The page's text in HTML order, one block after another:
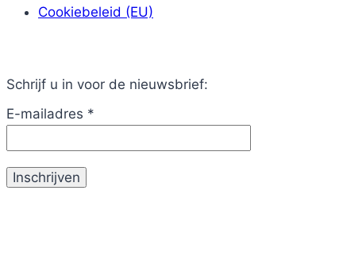
Cookiebeleid (EU)
Schrijf u in voor de nieuwsbrief:
E-mailadres *